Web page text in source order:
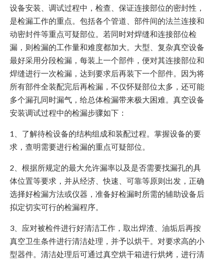
设备安装、调试过程中，检查、保证连接部位的密封性，
是检漏工作的重点。包括各个管道、部件间的法兰连接和
动密封件等重点可疑部位。若同时对焊缝和连接部位检
漏，则检漏的工作量和难度都加大。大型、复杂真空设备
最好采用分段检漏，每装上一个部件，便对其连接部位和
焊缝进行一次检漏，达到要求后再装下一个部件。因为将
所有部件全装配完后再检漏，不仅怀疑部位太多，还可能
多个漏孔同时漏气，给总体检漏带来极大困难。真空设备
安装调试过程中的检漏步骤如下：
1、了解待检设备的结构组成和装配过程。掌握设备的要
求，查明需要进行检漏的重点可疑部位。
2、根据所规定的最大允许漏率以及是否需要找漏孔的具
体位置等要求，并从经济、快速、可靠等原则出发，正确
选择好检漏方法或仪器，准备好检漏时所需的辅助设备后
拟定切实可行的检漏程序。
3、应对被检件进行好清洁工作，取出焊渣、油垢后再按
真空卫生条件进行清洁处理，并予以烘干。对要求高的小
型器件。清洁处理后可通过真空烘干箱进行烘烤，进行清